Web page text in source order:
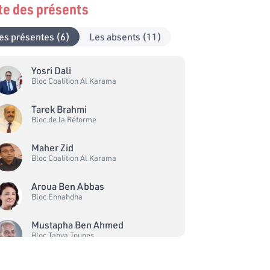
des présents
présentes (6) Les absents (11)
Yosri Dali
Bloc Coalition Al Karama
Tarek Brahmi
Bloc de la Réforme
Maher Zid
Bloc Coalition Al Karama
Aroua Ben Abbas
Bloc Ennahdha
Mustapha Ben Ahmed
Bloc Tahya Tounes